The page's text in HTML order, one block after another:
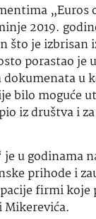
„Euros
2019.
što je izbrisan
porastao je
u
bilo moguće
iz društva i
je u godinama
prihode i
firmi koje
Mikerevića.